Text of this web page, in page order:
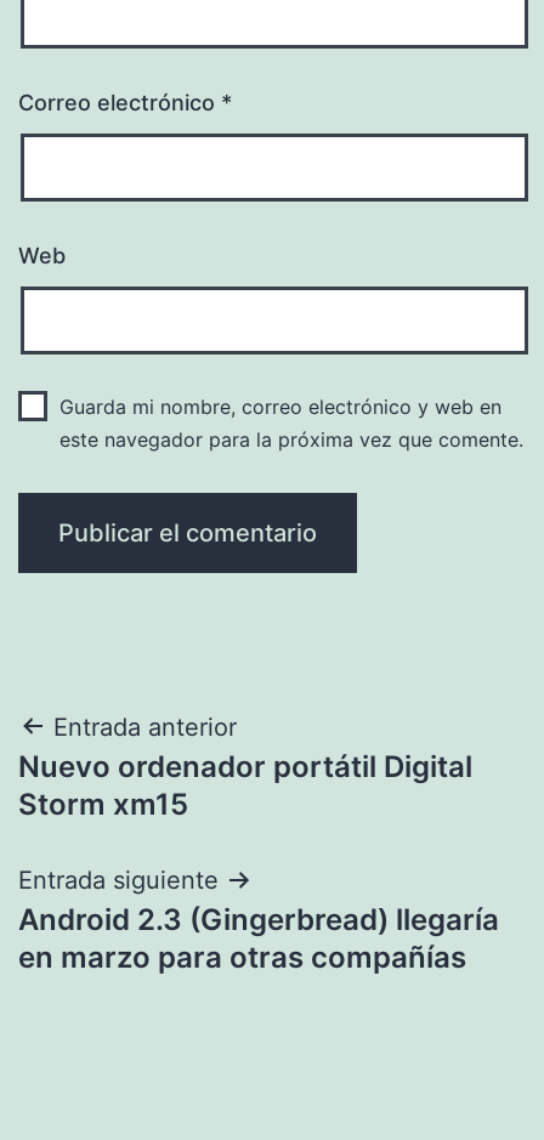
Correo electrónico *
Web
Guarda mi nombre, correo electrónico y web en
este navegador para la próxima vez que comente.
Navegación
de
Entrada anterior
Nuevo ordenador portátil Digital
Storm xm15
Entrada siguiente
Android 2.3 (Gingerbread) llegaría
en marzo para otras compañías